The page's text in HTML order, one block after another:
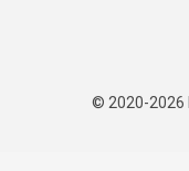
© 2020-2026